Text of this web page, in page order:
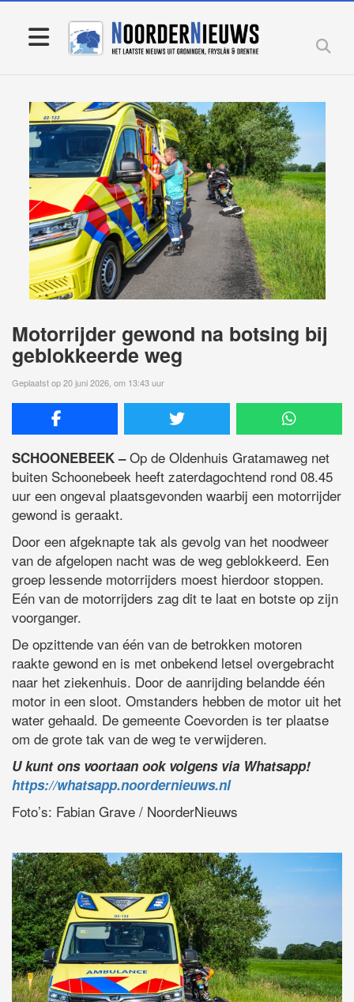
Motorrijder gewond na botsing bij
geblokkeerde weg
Geplaatst op 20 juni 2026, om 13:43 uur
SCHOONEBEEK –Op de Oldenhuis Gratamaweg net
buiten Schoonebeek heeft zaterdagochtend rond 08.45
uur een ongeval plaatsgevonden waarbij een motorrijder
gewond is geraakt.
Door een afgeknapte tak als gevolg van het noodweer
van de afgelopen nacht was de weg geblokkeerd. Een
groep lessende motorrijders moest hierdoor stoppen.
Eén van de motorrijders zag dit te laat en botste op zijn
voorganger.
De opzittende van één van de betrokken motoren
raakte gewond en is met onbekend letsel overgebracht
naar het ziekenhuis. Door de aanrijding belandde één
motor in een sloot. Omstanders hebben de motor uit het
water gehaald. De gemeente Coevorden is ter plaatse
om de grote tak van de weg te verwijderen.
U kunt ons voortaan ook volgens via Whatsapp!
https://whatsapp.noordernieuws.nl
Foto’s: Fabian Grave / NoorderNieuws